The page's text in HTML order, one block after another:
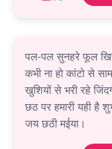
पल-पल सुनहरे फूल
कभी ना हो कांटो से
खुशियों से भरी रहे
छठ पर हमारी यही है
जय छठी मईया।